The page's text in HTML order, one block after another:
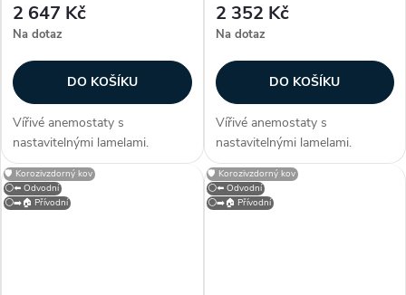
2 647 Kč
Na dotaz
DO KOŠÍKU
Vířivé anemostaty s
nastavitelnými lamelami.
Konstrukce Anemostaty jsou
vyrobeny z galvanizovaného
plechu opatřeného bílou
2 352 Kč
Na dotaz
DO KOŠÍKU
Vířivé anemostaty s
nastavitelnými lamelami.
Konstrukce Anemostaty jsou
vyrobeny z galvanizovaného
plechu opatřeného bílou
⚪⬅️ Odvodní
⚪➡️🏠 Přívodní
🛡️ Korozivzdorný kov
⚪⬅️ Odvodní
⚪➡️🏠 Přívodní
🛡️ Korozivzdorný kov